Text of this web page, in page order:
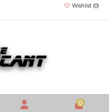
Wishlist (0)
0